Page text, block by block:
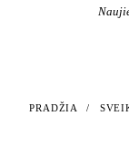
PRADŽIA /